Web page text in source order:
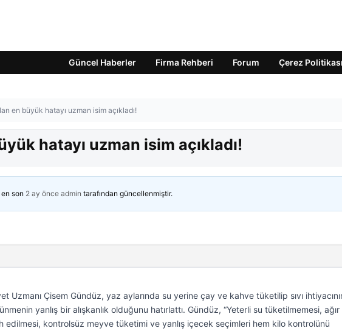
Güncel Haberler Firma Rehberi Forum Çerez Politikası
en büyük hatayı uzman isim açıkladı!
hatayı uzman isim açıkladı!
son 2 ay önce admin tarafından güncellenmiştir.
Uzmanı Çisem Gündüz, yaz aylarında su yerine çay ve kahve tüketilip sıvı
yanlış bir alışkanlık olduğunu hatırlattı. Gündüz, “Yeterli su tüketilmemesi, ağır
edilmesi, kontrolsüz meyve tüketimi ve yanlış içecek seçimleri hem kilo kontrolünü